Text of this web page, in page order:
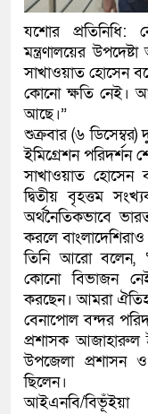
যশোর প্রতিনিধি:
মন্ত্রণালয়ের
সাখাওয়াত হোসেন
কোনো ক্ষতি নেই।
আছে।”
শুক্রবার (৬
ইমিগ্রেশন পরিদর্শন
সাখাওয়াত হোসেন
দ্বিতীয় বৃহত্তম
অর্থনৈতিকভাবে
করলে বাংলাদেশিরাও
তিনি আরো বলেন,
কোনো বিভাজন
করছেন। আমরা
বেনাপোল বন্দর
প্রশাসক আজাহারুল
উপজেলা প্রশাসন ও
ছিলেন।
আইএনবি/বিভূঁইয়া